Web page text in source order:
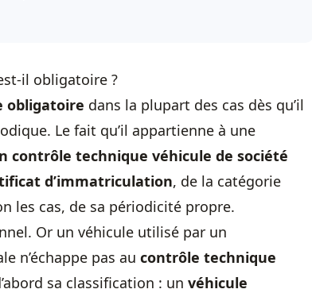
il obligatoire ?
obligatoire dans la plupart des cas dès qu’il
Le fait qu’il appartienne à une
contrôle technique véhicule de société
d’immatriculation, de la catégorie
les cas, de sa périodicité propre.
Or un véhicule utilisé par un
n’échappe pas au contrôle technique
sa classification : un véhicule